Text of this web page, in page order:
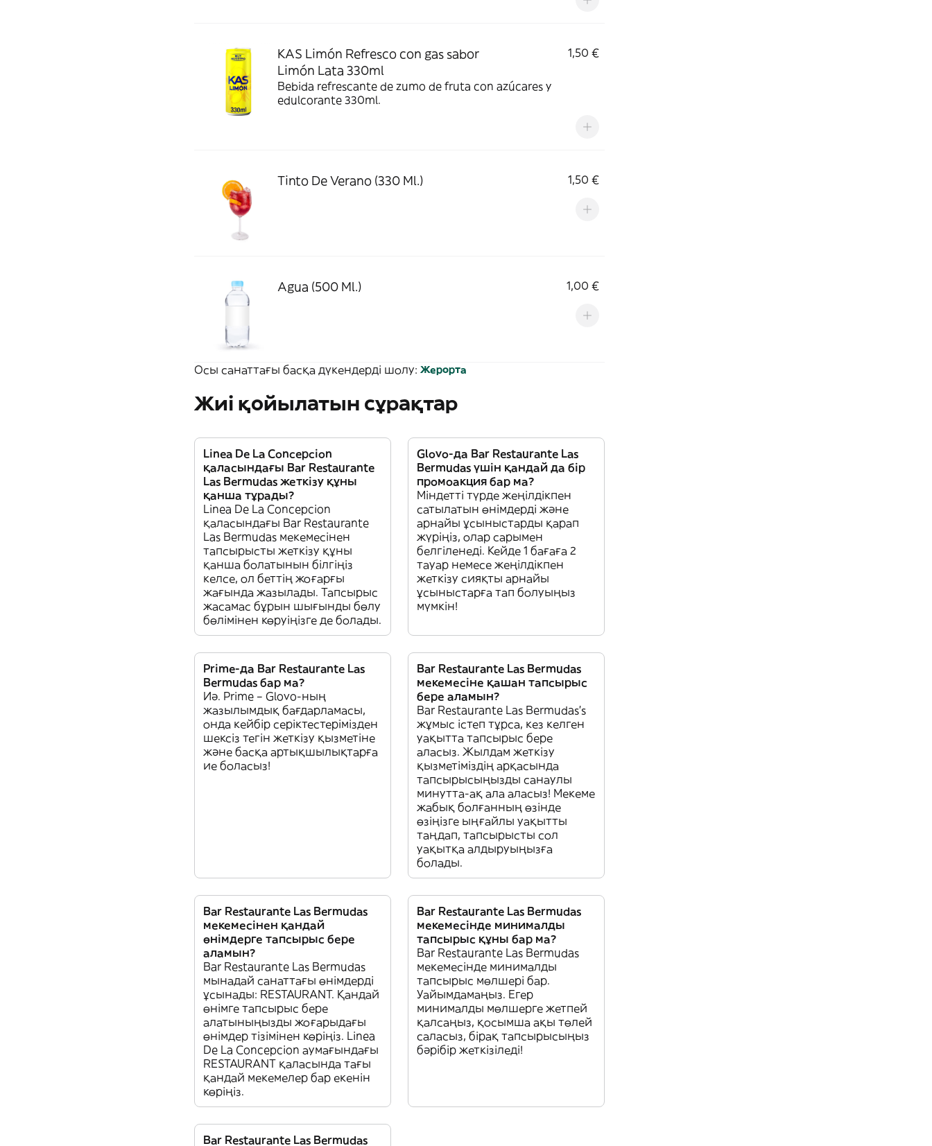
KAS Limón Refresco con gas sabor
Limón Lata 330ml
1,50 €
Bebida refrescante de zumo de fruta con azúcares y
edulcorante 330ml.
Tinto De Verano (330 Ml.) 1,50 €
Agua (500 Ml.) 1,00 €
Осы санаттағы басқа дүкендерді шолу: Жерорта
Жиі қойылатын сұрақтар
Linea De La Concepcion
қаласындағы Bar Restaurante
Las Bermudas жеткізу құны
қанша тұрады?
Linea De La Concepcion
қаласындағы Bar Restaurante
Las Bermudas мекемесінен
тапсырысты жеткізу құны
қанша болатынын білгіңіз
келсе, ол беттің жоғарғы
жағында жазылады. Тапсырыс
жасамас бұрын шығынды бөлу
бөлімінен көруіңізге де болады.
Glovo-да Bar Restaurante Las
Bermudas үшін қандай да бір
промоакция бар ма?
Міндетті түрде жеңілдікпен
сатылатын өнімдерді және
арнайы ұсыныстарды қарап
жүріңіз, олар сарымен
белгіленеді. Кейде 1 бағаға 2
тауар немесе жеңілдікпен
жеткізу сияқты арнайы
ұсыныстарға тап болуыңыз
мүмкін!
Prime-да Bar Restaurante Las
Bermudas бар ма?
Иә. Prime – Glovo-ның
жазылымдық бағдарламасы,
онда кейбір серіктестерімізден
шексіз тегін жеткізу қызметіне
және басқа артықшылықтарға
ие боласыз!
Bar Restaurante Las Bermudas
мекемесіне қашан тапсырыс
бере аламын?
Bar Restaurante Las Bermudas’s
жұмыс істеп тұрса, кез келген
уақытта тапсырыс бере
аласыз. Жылдам жеткізу
қызметіміздің арқасында
тапсырысыңызды санаулы
минутта-ақ ала аласыз! Мекеме
жабық болғанның өзінде
өзіңізге ыңғайлы уақытты
таңдап, тапсырысты сол
уақытқа алдыруыңызға
болады.
Bar Restaurante Las Bermudas
мекемесінен қандай
өнімдерге тапсырыс бере
аламын?
Bar Restaurante Las Bermudas
мынадай санаттағы өнімдерді
ұсынады: RESTAURANT. Қандай
өнімге тапсырыс бере
алатыныңызды жоғарыдағы
өнімдер тізімінен көріңіз. Linea
De La Concepcion аумағындағы
RESTAURANT қаласында тағы
қандай мекемелер бар екенін
көріңіз.
Bar Restaurante Las Bermudas
мекемесінде минималды
тапсырыс құны бар ма?
Bar Restaurante Las Bermudas
мекемесінде минималды
тапсырыс мөлшері бар.
Уайымдамаңыз. Егер
минималды мөлшерге жетпей
қалсаңыз, қосымша ақы төлей
саласыз, бірақ тапсырысыңыз
бәрібір жеткізіледі!
Bar Restaurante Las Bermudas